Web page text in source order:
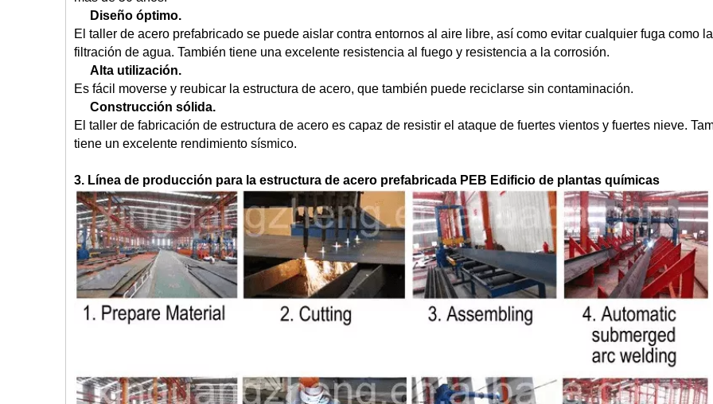
Diseño óptimo.
El taller de acero prefabricado se puede aislar contra entornos al aire libre, así como evitar cualquier fuga como la
filtración de agua. También tiene una excelente resistencia al fuego y resistencia a la corrosión.
Alta utilización.
Es fácil moverse y reubicar la estructura de acero, que también puede reciclarse sin contaminación.
Construcción sólida.
El taller de fabricación de estructura de acero es capaz de resistir el ataque de fuertes vientos y fuertes nieve.
tiene un excelente rendimiento sísmico.
3. Línea de producción para la estructura de acero prefabricada PEB Edificio de plantas químicas